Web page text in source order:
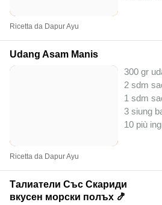
Ricetta da Dapur Ayu
Udang Asam Manis
300 gr
2 sdm
1 sdm
3 siung
10 più
Ricetta da Dapur Ayu
Талиатели Със Скариди
вкусен морски полъх 🍤